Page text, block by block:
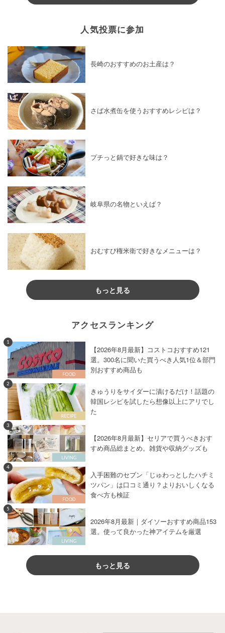
人気投票に参加
長崎のおすすめのお土産は？
さば水煮缶を使うおすすめレシピは？
プチっと鍋で好きな味は？
岐阜県の名物といえば？
おむすび権米衛で好きなメニューは？
もっと見る
アクセスランキング
1
【2026年8月最新】コストコおすすめ121
選。300名に聞いた買うべき人気1位＆部門
別おすすめ商品も
2
きゅうりをサイダーに漬けるだけ！話題の
韓国レシピを試したら想像以上にアリでし
た
3
【2026年8月最新】セリアで買うべきおす
すめ商品総まとめ。雑貨や収納グッズも
4
入手困難のセブン「じゅわっとしたハチミ
ツパン」は口コミ通り？よりおいしくなる
食べ方も検証
5
2026年8月最新｜ダイソーおすすめ商品153
選。使って良かった神アイテムを厳選
もっと見る